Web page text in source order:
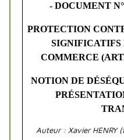
- DOCUMENT
PROTECTION
SIGNIFICATIFS
COMMERCE
NOTION DE
Auteur : Xavier HENRY